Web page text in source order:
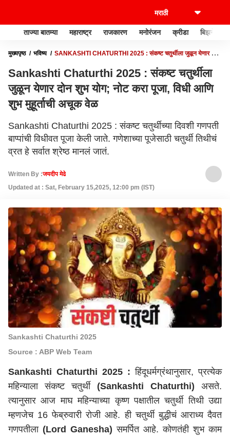
ताज्या बातम्या महाराष्ट्र राजकारण मनोरंजन क्रीडा बिझनेस
मुख्यपृष्ठ भविष्य
SANKASHTI CHATURTHI 2025 : संकष्ट चतुर्थीला जुळून येणार दोन
Sankashti Chaturthi 2025 : संकष्ट चतुर्थीला
जुळून येणार दोन शुभ योग; नोट करा पूजा, विधी आणि
शुभ मुहूर्ताची अचूक वेळ
Sankashti Chaturthi 2025 : संकष्ट चतुर्थीच्या दिवशी गणपती
बाप्पांची विधीवत पूजा केली जाते. गणेशाच्या पूजेसाठी चतुर्थी तिथीचं
व्रत हे सर्वात श्रेष्ठ मानलं जातं.
Written By :जयदीप मेढे
Updated at : Sat, February 15,2025, 12:00 pm (IST)
Sankashti Chaturthi 2025
Source : ABP Web Team
Sankashti Chaturthi 2025 :हिंदूधर्मग्रंथानुसार, प्रत्येक
महिन्याला संकष्ट चतुर्थी (Sankashti Chaturthi) असते.
त्यानुसार आज माघ महिन्याच्या कृष्ण पक्षातील चतुर्थी तिथी उद्या
म्हणजेच 16 फेब्रुवारी रोजी आहे. ही चतुर्थी बुद्धीचं आराध्य दैवत
गणपतीला (Lord Ganesha) समर्पित आहे. कोणतंही शुभ काम